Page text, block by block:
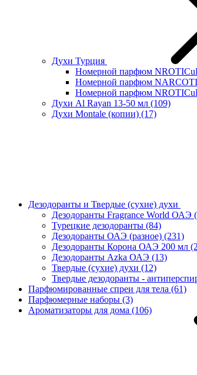
Духи Турция
Номерной парфюм
Номерной парфюм
Номерной парфюм
Духи Al Rayan 13-50 мл (109)
Духи Montale (копии) (17)
Дезодоранты и Твердые (сухие) духи
Дезодоранты Fragrance World ОАЭ
Турецкие дезодоранты (84)
Дезодоранты ОАЭ (разное) (231)
Дезодоранты Корона ОАЭ 200 мл
Дезодоранты Azka ОАЭ (13)
Твердые (сухие) духи (12)
Твердые дезодоранты -
Парфюмированные спреи для тела (61)
Парфюмерные наборы (3)
Ароматизаторы для дома (106)